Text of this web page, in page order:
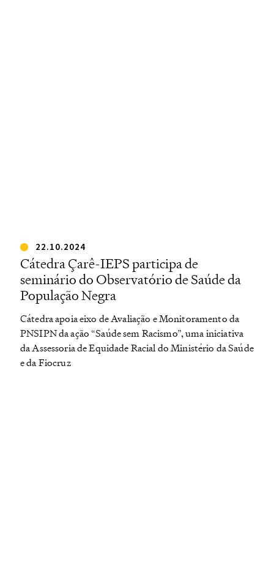
22.10.2024
Cátedra Çarê-IEPS participa de
seminário do Observatório de Saúde da
População Negra
Cátedra apoia eixo de Avaliação e Monitoramento da
PNSIPN da ação “Saúde sem Racismo”, uma iniciativa
da Assessoria de Equidade Racial do Ministério da Saúde
e da Fiocruz